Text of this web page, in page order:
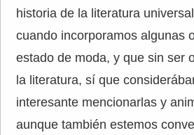
historia de la literatura
cuando incorporamos algunas
estado de moda, y que sin ser
la literatura, sí que
interesante mencionarlas y
aunque también estemos